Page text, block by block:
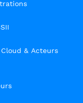
Cloud & Acteurs